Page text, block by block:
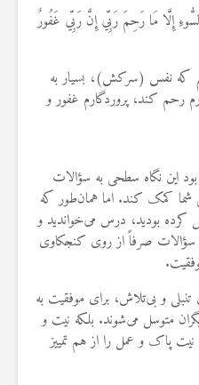
إِلَّا مَا رَحِمَ رَبِّي إِنَّ رَبِّي غَفُورٌ
كه نفس (سركش)، بسيار به
رحم كند، پروردگارم غفور و
این نگاه سطحی به سؤالات
شما کمک کند. اما همان‌طور که
کرده بودید، درس می‌خواندید و
صرفاً از روی کنجکاوی
و بی‌تلاش، برای موفقیت به
متوسل می‌شوند. بلکه نیت و
پاک و عمل را از هم تمییز